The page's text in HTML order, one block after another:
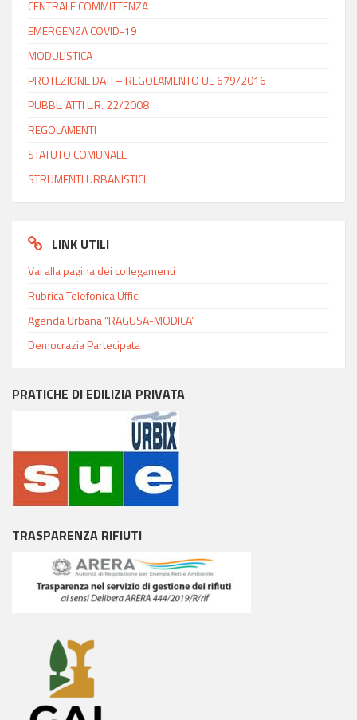
CENTRALE COMMITTENZA
EMERGENZA COVID-19
MODULISTICA
PROTEZIONE DATI – REGOLAMENTO UE 679/2016
PUBBL. ATTI L.R. 22/2008
REGOLAMENTI
STATUTO COMUNALE
STRUMENTI URBANISTICI
LINK UTILI
Vai alla pagina dei collegamenti
Rubrica Telefonica Uffici
Agenda Urbana “RAGUSA-MODICA”
Democrazia Partecipata
PRATICHE DI EDILIZIA PRIVATA
TRASPARENZA RIFIUTI